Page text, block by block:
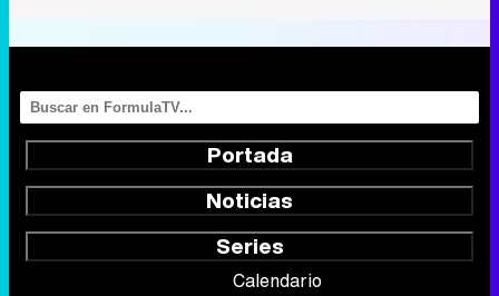
Portada
Noticias
Series
Calendario